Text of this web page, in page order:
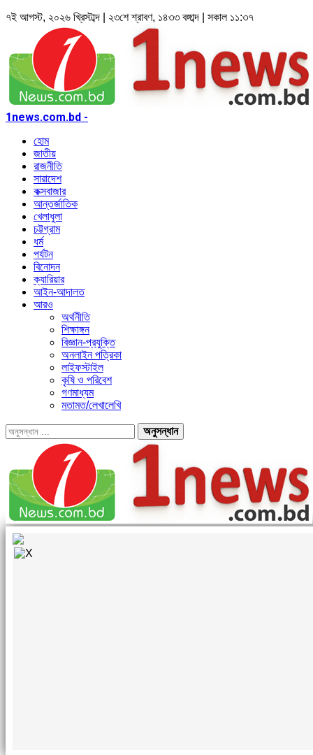
৭ই আগস্ট, ২০২৬ খ্রিস্টাব্দ | ২৩শে শ্রাবণ, ১৪৩৩ বঙ্গাব্দ | সকাল ১১:৩৭
1news.com.bd -
হোম
জাতীয়
রাজনীতি
সারাদেশ
কক্সবাজার
আন্তর্জাতিক
খেলাধুলা
চট্টগ্রাম
ধর্ম
পর্যটন
বিনোদন
ক্যারিয়ার
আইন-আদালত
আরও
অর্থনীতি
শিক্ষাঙ্গন
বিজ্ঞান-প্রযুক্তি
অনলাইন পত্রিকা
লাইফস্টাইল
কৃষি ও পরিবেশ
গণমাধ্যম
মতামত/লেখালেখি